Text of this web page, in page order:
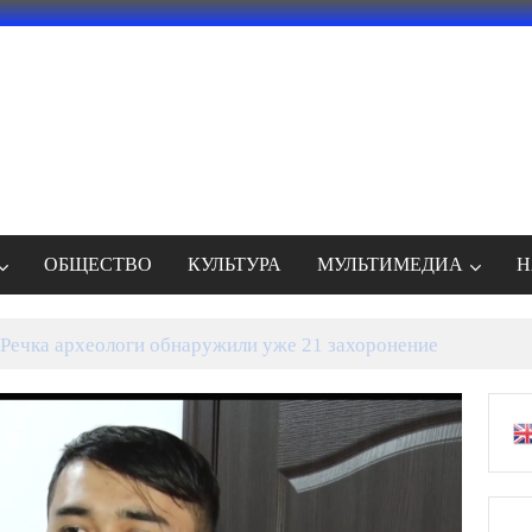
ОБЩЕСТВО КУЛЬТУРА МУЛЬТИМЕДИА
курулуштардан тазаланууда